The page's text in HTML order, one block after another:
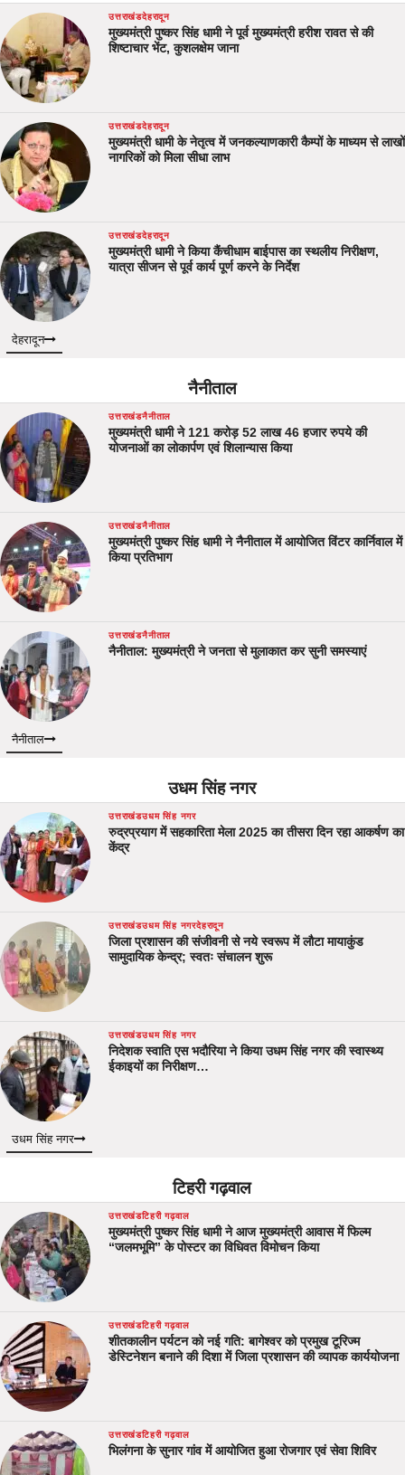
उत्तराखंडदेहरादून
मुख्यमंत्री पुष्कर सिंह धामी ने पूर्व मुख्यमंत्री हरीश रावत से की
शिष्टाचार भेंट, कुशलक्षेम जाना
उत्तराखंडदेहरादून
मुख्यमंत्री धामी के नेतृत्व में जनकल्याणकारी कैम्पों के माध्यम से लाखों
नागरिकों को मिला सीधा लाभ
उत्तराखंडदेहरादून
मुख्यमंत्री धामी ने किया कैंचीधाम बाईपास का स्थलीय निरीक्षण,
यात्रा सीजन से पूर्व कार्य पूर्ण करने के निर्देश
देहरादून
नैनीताल
उत्तराखंडनैनीताल
मुख्यमंत्री धामी ने 121 करोड़ 52 लाख 46 हजार रुपये की
योजनाओं का लोकार्पण एवं शिलान्यास किया
उत्तराखंडनैनीताल
मुख्यमंत्री पुष्कर सिंह धामी ने नैनीताल में आयोजित विंटर कार्निवाल में
किया प्रतिभाग
उत्तराखंडनैनीताल
नैनीताल: मुख्यमंत्री ने जनता से मुलाकात कर सुनी समस्याएं
नैनीताल
उधम सिंह नगर
उत्तराखंडउधम सिंह नगर
रुद्रप्रयाग में सहकारिता मेला 2025 का तीसरा दिन रहा आकर्षण का
केंद्र
उत्तराखंडउधम सिंह नगरदेहरादून
जिला प्रशासन की संजीवनी से नये स्वरूप में लौटा मायाकुंड
सामुदायिक केन्द्र; स्वतः संचालन शुरू
उत्तराखंडउधम सिंह नगर
निदेशक स्वाति एस भदौरिया ने किया उधम सिंह नगर की स्वास्थ्य
ईकाइयों का निरीक्षण…
उधम सिंह नगर
टिहरी गढ़वाल
उत्तराखंडटिहरी गढ़वाल
मुख्यमंत्री पुष्कर सिंह धामी ने आज मुख्यमंत्री आवास में फिल्म
“जलमभूमि” के पोस्टर का विधिवत विमोचन किया
उत्तराखंडटिहरी गढ़वाल
शीतकालीन पर्यटन को नई गति: बागेश्वर को प्रमुख टूरिज्म
डेस्टिनेशन बनाने की दिशा में जिला प्रशासन की व्यापक कार्ययोजना
उत्तराखंडटिहरी गढ़वाल
भिलंगना के सुनार गांव में आयोजित हुआ रोजगार एवं सेवा शिविर